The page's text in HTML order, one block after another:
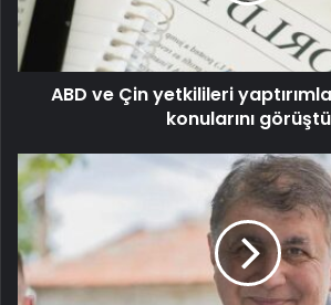
ABD ve Çin yetkilileri
konularını görüştü